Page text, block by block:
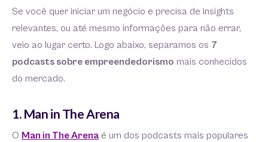
Se você quer iniciar um negócio e precisa de insights
relevantes, ou até mesmo informações para não errar,
veio ao lugar certo. Logo abaixo, separamos os 7
podcasts sobre empreendedorismo mais conhecidos
do mercado.
1. Man in The Arena
O Man in The Arena é um dos podcasts mais populares